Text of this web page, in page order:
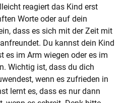
reagiert das Kind erst
Worte oder auf dein
dass es sich mit der Zeit mit
Du kannst dein Kind
es im Arm wiegen oder es im
Wichtig ist, dass du dich
wenn es zufrieden in
lernt es, dass es nur dann